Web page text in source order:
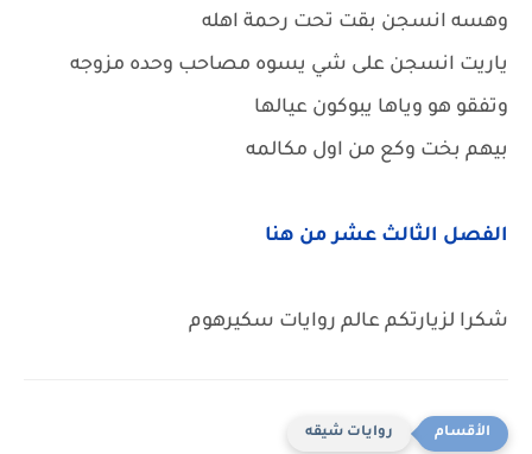
وهسه انسجن بقت تحت رحمة اهله
ياريت انسجن على شي يسوه مصاحب وحده مزوجه
وتفقو هو وياها يبوكون عيالها
بيهم بخت وكع من اول مكالمه
الفصل الثالث عشر من هنا
شكرا لزيارتكم عالم روايات سكيرهوم
روايات شيقه